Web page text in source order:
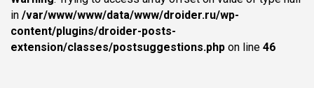
in /var/www/www/data/www/droider.ru/wp-
content/plugins/droider-posts-
extension/classes/postsuggestions.php on line 46